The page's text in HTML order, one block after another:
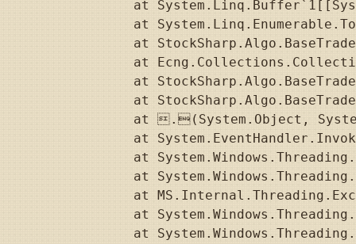
at
at
at
at
at
at
at .(System.Object,
at
at
at
at
at
at